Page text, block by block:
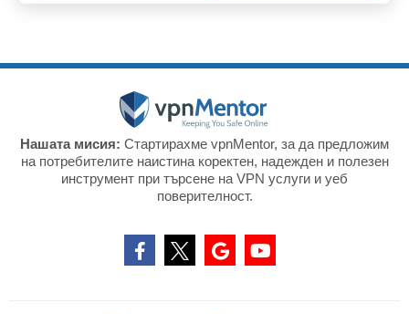
Нашата мисия: Стартирахме vpnMentor, за да предложим
на потребителите наистина коректен, надежден и полезен
инструмент при търсене на VPN услуги и уеб
поверителност.